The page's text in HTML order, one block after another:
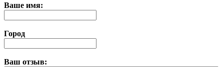
Ваше имя:
Город
Ваш отзыв: